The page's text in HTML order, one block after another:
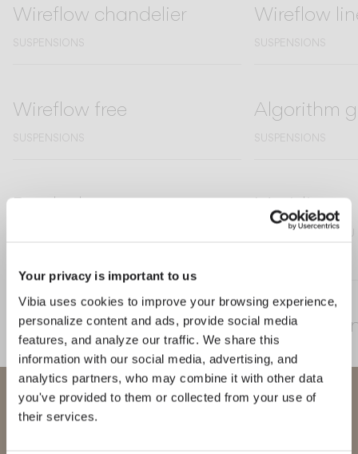
Your privacy is important to us
Vibia uses cookies to improve your browsing experience,
personalize content and ads, provide social media
features, and analyze our traffic. We share this
information with our social media, advertising, and
analytics partners, who may combine it with other data
you've provided to them or collected from your use of
their services.
Wireflow chandelier
SUSPENSIONS
Wireflow
SUSPENSIONS
Wireflow free
SUSPENSIONS
Algorithm
SUSPENSIONS
Break plus Meridiano
LAMPE SUR PIED
Mayfair
PIED ET TABLE SUSPENSIONS
Mayfair
PIED ET TABLE
Puck wall art
Bienvenue chez Vibia